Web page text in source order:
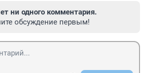
ни одного комментария.
обсуждение первым!